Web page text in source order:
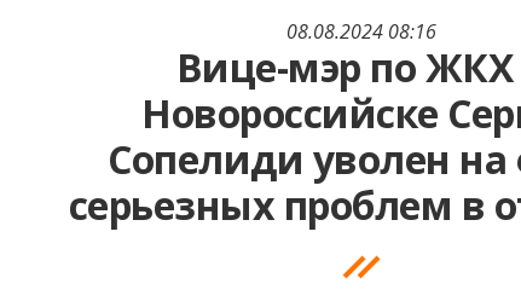
08.08.2024 08:16
Вице-мэр по ЖКХ
Новороссийске
Сопелиди уволен на
серьезных проблем в